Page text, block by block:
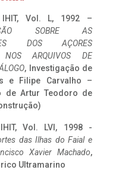
Vol. L, 1992 –
SOBRE AS
DOS AÇORES
NOS ARQUIVOS DE
, Investigação de
e Filipe Carvalho –
de Artur Teodoro de
Vol. LVI, 1998 -
das Ilhas do Faial e
Xavier Machado,
Ultramarino